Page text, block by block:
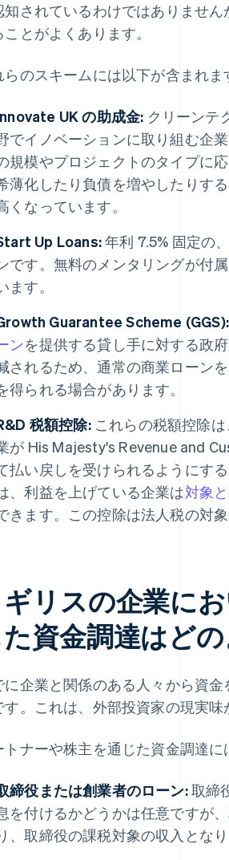
知されているわけではありませ
ことがよくあります。
らのスキームには以下が含まれま
UK の助成金: クリーンテ
でイノベーションに取り組む企
規模やプロジェクトのタイプに
薄化したり負債を増やしたりす
くなっています。
Up Loans:年利 7.5% 固定の
です。無料のメンタリングが付
ます。
Guarantee Scheme (GGS):
ンを提供する貸し手に対する政
されるため、通常の商業ローン
得られる場合があります。
税額控除:これらの税額控除
が His Majesty's Revenue and
払い戻しを受けられるようにす
、利益を上げている企業は対象
きます。この控除は法人税の対
リスの企業に
資金調達はど
に企業と関係のある人々から資
す。これは、外部投資家の現実味
トナーや株主を通じた資金調達に
締役または創業者のローン:取締
を付けるかどうかは任意ですが
、取締役の課税対象の収入となり